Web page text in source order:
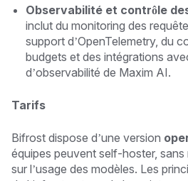
Observabilité et contrôle
inclut du monitoring des
support d’OpenTelemetry, du
budgets et des intégrations
d’observabilité de Maxim AI.
Tarifs
Bifrost dispose d’une version
équipes peuvent self-hoster,
sur l’usage des modèles. Les